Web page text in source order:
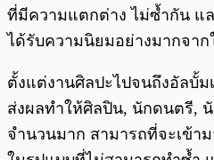
ที่มีความแตกต่าง ไม่ซ้ำกัน แ
ได้รับความนิยมอย่างมากจา
ตั้งแต่งานศิลปะไปจนถึงอัลบั้
ส่งผลทำให้ศิลปิน, นักดนตรี,
จำนวนมาก สามารถที่จะเข้า